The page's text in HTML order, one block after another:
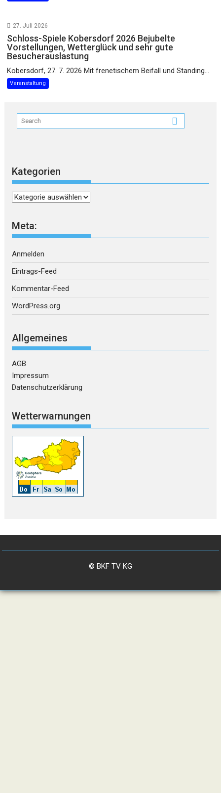
27. Juli 2026
Schloss-Spiele Kobersdorf 2026 Bejubelte
Vorstellungen, Wetterglück und sehr gute
Besucherauslastung
Kobersdorf, 27. 7. 2026 Mit frenetischem Beifall und Standing...
Veranstaltung
Kategorien
Kategorien
Meta:
Anmelden
Eintrags-Feed
Kommentar-Feed
WordPress.org
Allgemeines
AGB
Impressum
Datenschutzerklärung
Wetterwarnungen
© BKF TV KG